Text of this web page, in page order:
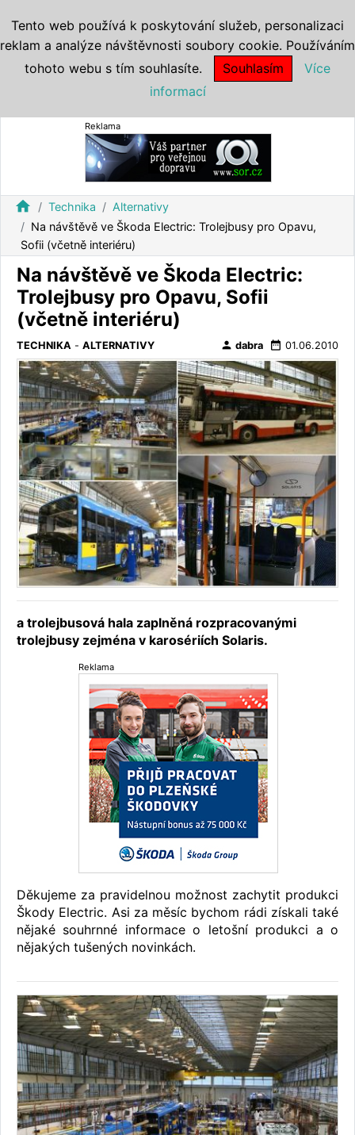
Reklama
home Technika
Alternativy
Na návštěvě ve Škoda Electric: Trolejbusy pro Opavu,
Sofii (včetně interiéru)
Na návštěvě ve Škoda Electric:
Trolejbusy pro Opavu, Sofii
(včetně interiéru)
TECHNIKA - ALTERNATIVY person dabra date_range 01.06.2010
a trolejbusová hala zaplněná rozpracovanými
trolejbusy zejména v karosériích Solaris.
Reklama
Děkujeme za pravidelnou možnost zachytit produkci
Škody Electric. Asi za měsíc bychom rádi získali také
nějaké souhrnné informace o letošní produkci a o
nějakých tušených novinkách.
Tento web používá k poskytování služeb, personalizaci
reklam a analýze návštěvnosti soubory cookie. Používáním
tohoto webu s tím souhlasíte.
Souhlasím
Více
informací